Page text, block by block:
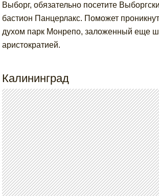
Выборг, обязательно посетите
бастион Панцерлакс. Поможет
духом парк Монрепо, заложенный еще
аристократией.
Калининград